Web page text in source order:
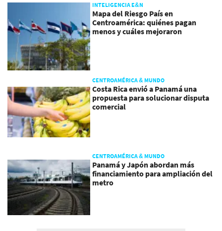
INTELIGENCIA E&N
Mapa del Riesgo País en
Centroamérica: quiénes pagan
menos y cuáles mejoraron
CENTROAMÉRICA & MUNDO
Costa Rica envió a Panamá una
propuesta para solucionar disputa
comercial
CENTROAMÉRICA & MUNDO
Panamá y Japón abordan más
financiamiento para ampliación del
metro